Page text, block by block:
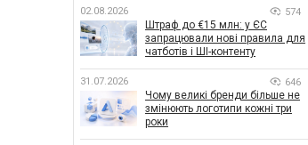
02.08.2026 574
Штраф до €15 млн: у ЄС
запрацювали нові правила для
чатботів і ШІ-контенту
31.07.2026 646
Чому великі бренди більше не
змінюють логотипи кожні три
роки